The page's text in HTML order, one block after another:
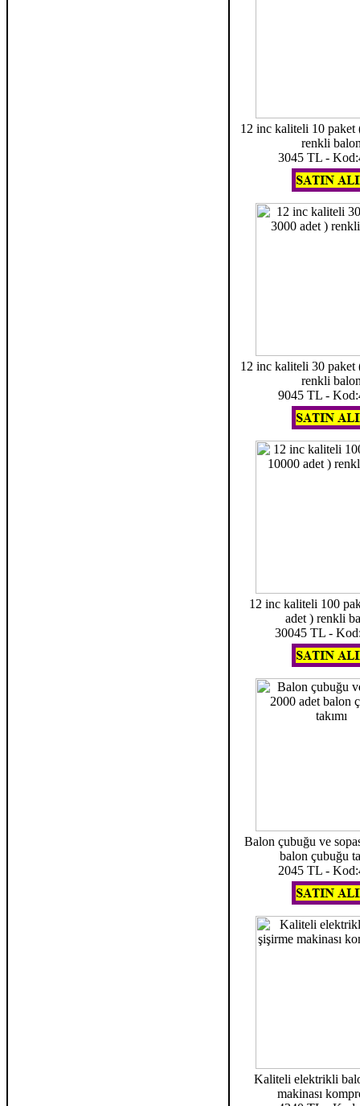
12 inc kaliteli 10 paket
renkli
3045 TL -
12 inc kaliteli 30 paket
renkli
9045 TL -
12 inc kaliteli 100
adet ) renkli
30045 TL -
Balon çubuğu ve
balon çubuğu
2045 TL -
Kaliteli elektrikli
makinası